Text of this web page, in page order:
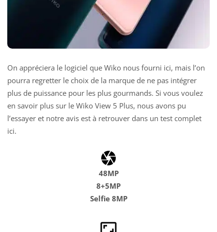
On appréciera le logiciel que Wiko nous fourni ici, mais l’on
pourra regretter le choix de la marque de ne pas intégrer
plus de puissance pour les plus gourmands. Si vous voulez
en savoir plus sur le Wiko View 5 Plus, nous avons pu
l’essayer et notre avis est à retrouver dans un test complet
ici.
48MP
8+5MP
Selfie 8MP